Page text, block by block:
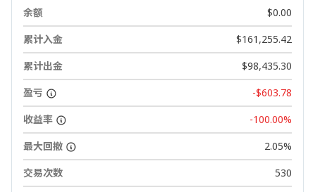
余额
$0.00
累计入金
$161,255.42
累计出金
$98,435.30
盈亏
-$603.78
收益率
-100.00%
最大回撤
2.05%
交易次数
530